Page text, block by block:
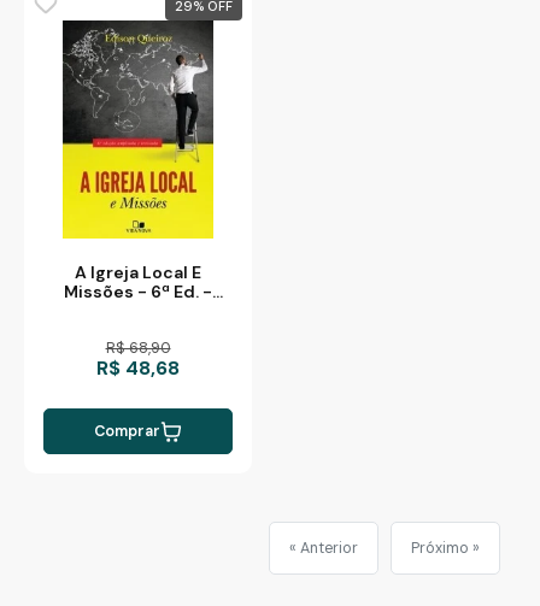
29%
A Igreja Local E
Missões - 6ª Ed. -
R$ 68,90
R$ 48,68
Comprar
« Anterior Próximo »